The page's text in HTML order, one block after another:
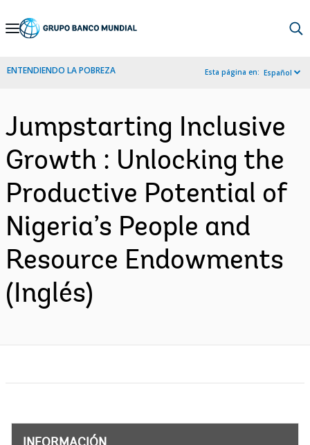
Skip
Navigation
ENTENDIENDO LA POBREZA Esta página en: Español
Jumpstarting Inclusive
Growth : Unlocking the
Productive Potential of
Nigeria’s People and
Resource Endowments
(Inglés)